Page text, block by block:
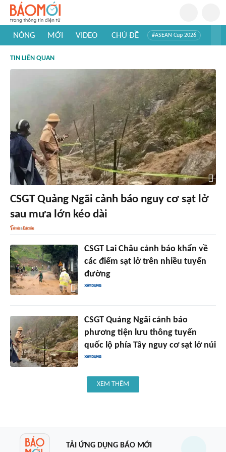
NÓNG MỚI VIDEO CHỦ ĐỀ #ASEAN Cup 2026
#Khám phá thế giới
TIN LIÊN QUAN
CSGT Quảng Ngãi cảnh báo nguy cơ sạt lở
sau mưa lớn kéo dài
CSGT Lai Châu cảnh báo khẩn về
các điểm sạt lở trên nhiều tuyến
đường
CSGT Quảng Ngãi cảnh báo
phương tiện lưu thông tuyến
quốc lộ phía Tây nguy cơ sạt lở núi
XEM THÊM
TẢI ỨNG DỤNG BÁO MỚI